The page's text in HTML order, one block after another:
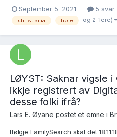
Johannesdotter, f. i Christiania -
29.4.1841: https://
September 5, 2021 5 svar
christiania hole og 2 flere)
LØYST: Saknar vigsle i
ikkje registrert av
desse folki ifrå?
Lars E. Øyane postet et emne i
Ifølgje FamilySearch skal det